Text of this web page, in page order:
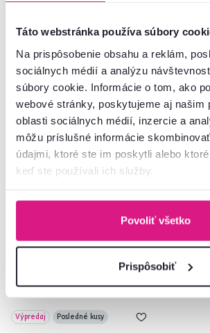
Táto webstránka používa súbory
Na prispôsobenie obsahu a reklám,
sociálnych médií a analýzu
súbory cookie. Informácie o tom, ako
webové stránky, poskytujeme aj našim
oblasti sociálnych médií, inzercie a
môžu príslušné informácie
údajmi, ktoré ste im poskytli alebo
keď ste používali ich služby.
Povoliť všetko
Prispôsobiť
Akcia Posledné kusy
5,0 1
Servírovací vozík, prírodná, NAVID
-20%
5,0 2
25 €
14,90 €
Výpredaj Posledné kusy